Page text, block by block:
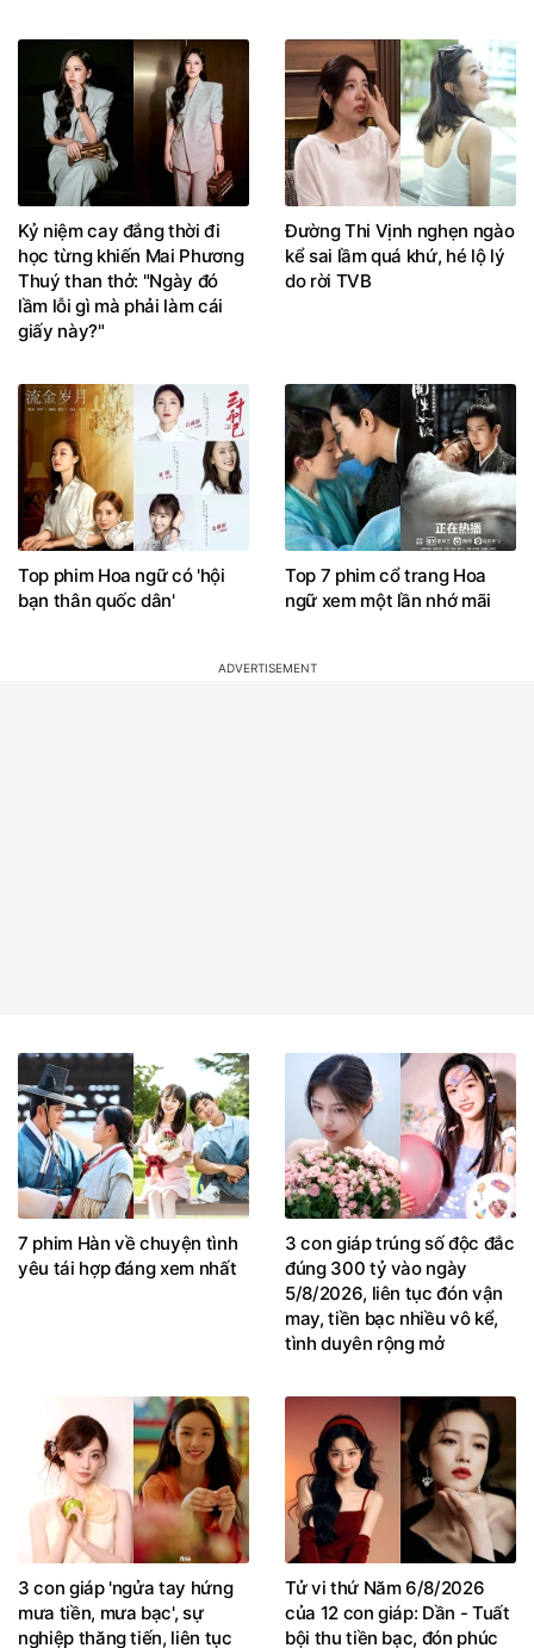
Kỷ niệm cay đắng thời đi
học từng khiến Mai Phương
Thuý than thở: "Ngày đó
lầm lỗi gì mà phải làm cái
giấy này?"
Đường Thi Vịnh nghẹn ngào
kể sai lầm quá khứ, hé lộ lý
do rời TVB
Top phim Hoa ngữ có 'hội
bạn thân quốc dân'
Top 7 phim cổ trang Hoa
ngữ xem một lần nhớ mãi
7 phim Hàn về chuyện tình
yêu tái hợp đáng xem nhất
3 con giáp trúng số độc đắc
đúng 300 tỷ vào ngày
5/8/2026, liên tục đón vận
may, tiền bạc nhiều vô kể,
tình duyên rộng mở
3 con giáp 'ngửa tay hứng
mưa tiền, mưa bạc', sự
nghiệp thăng tiến, liên tục
Tử vi thứ Năm 6/8/2026
của 12 con giáp: Dần - Tuất
bội thu tiền bạc, đón phúc